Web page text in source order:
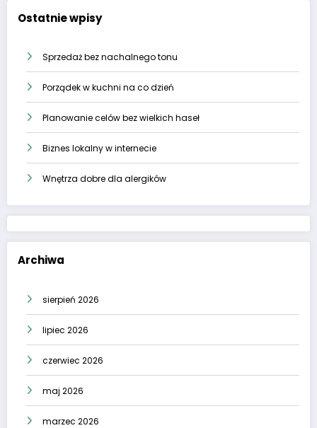
Ostatnie wpisy
Sprzedaż bez nachalnego tonu
Porządek w kuchni na co dzień
Planowanie celów bez wielkich haseł
Biznes lokalny w internecie
Wnętrza dobre dla alergików
Archiwa
sierpień 2026
lipiec 2026
czerwiec 2026
maj 2026
marzec 2026